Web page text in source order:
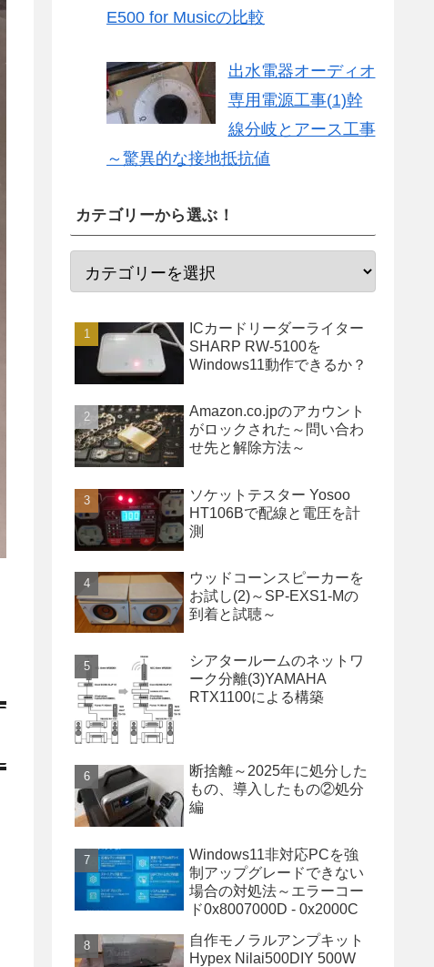
E500 for Musicの比較
出水電器オーディオ
専用電源工事(1)幹
線分岐とアース工事
～驚異的な接地抵抗値
カテゴリーから選ぶ！
ICカードリーダーライター
SHARP RW-5100を
Windows11動作できるか？
Amazon.co.jpのアカウント
がロックされた～問い合わ
せ先と解除方法～
ソケットテスター Yosoo
HT106Bで配線と電圧を計
測
ウッドコーンスピーカーを
お試し(2)～SP-EXS1-Mの
到着と試聴～
シアタールームのネットワ
ーク分離(3)YAMAHA
RTX1100による構築
断捨離～2025年に処分した
もの、導入したもの②処分
編
Windows11非対応PCを強
制アップグレードできない
場合の対処法～エラーコー
ド0x8007000D - 0x2000C
自作モノラルアンプキット
Hypex Nilai500DIY 500W